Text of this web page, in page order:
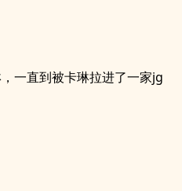
一直到被卡琳拉进了一家jg